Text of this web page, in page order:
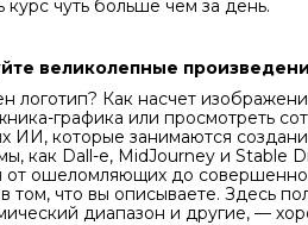
курс чуть больше чем за день.
великолепные
логотип? Как насчет
графика или просмотреть
ИИ, которые занимаются
как Dall-e, MidJourney и Stable
от ошеломляющих до совершенно
том, что вы описываете. Здесь
диапазон и другие, —